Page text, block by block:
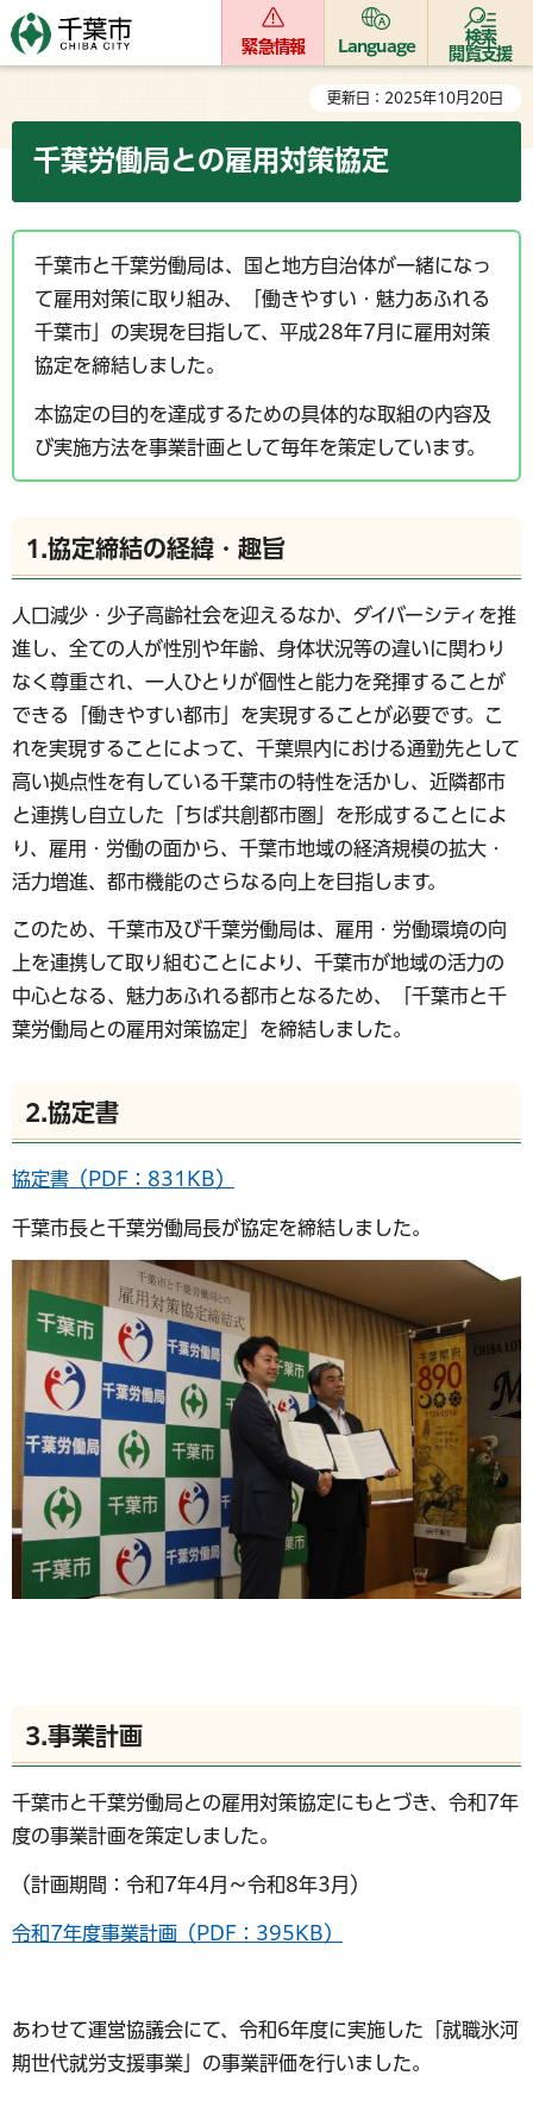
緊急情報 Language
検索
閲覧支援
更新日：2025年10月20日
千葉労働局との雇用対策協定
千葉市と千葉労働局は、国と地方自治体が一緒になっ
て雇用対策に取り組み、「働きやすい・魅力あふれる
千葉市」の実現を目指して、平成28年7月に雇用対策
協定を締結しました。
本協定の目的を達成するための具体的な取組の内容及
び実施方法を事業計画として毎年を策定しています。
1.協定締結の経緯・趣旨
人口減少・少子高齢社会を迎えるなか、ダイバーシティを推
進し、全ての人が性別や年齢、身体状況等の違いに関わり
なく尊重され、一人ひとりが個性と能力を発揮することが
できる「働きやすい都市」を実現することが必要です。こ
れを実現することによって、千葉県内における通勤先として
高い拠点性を有している千葉市の特性を活かし、近隣都市
と連携し自立した「ちば共創都市圏」を形成することによ
り、雇用・労働の面から、千葉市地域の経済規模の拡大・
活力増進、都市機能のさらなる向上を目指します。
このため、千葉市及び千葉労働局は、雇用・労働環境の向
上を連携して取り組むことにより、千葉市が地域の活力の
中心となる、魅力あふれる都市となるため、「千葉市と千
葉労働局との雇用対策協定」を締結しました。
2.協定書
協定書（PDF：831KB）
千葉市長と千葉労働局長が協定を締結しました。
3.事業計画
千葉市と千葉労働局との雇用対策協定にもとづき、令和7年
度の事業計画を策定しました。
（計画期間：令和7年4月～令和8年3月）
令和7年度事業計画（PDF：395KB）
あわせて運営協議会にて、令和6年度に実施した「就職氷河
期世代就労支援事業」の事業評価を行いました。